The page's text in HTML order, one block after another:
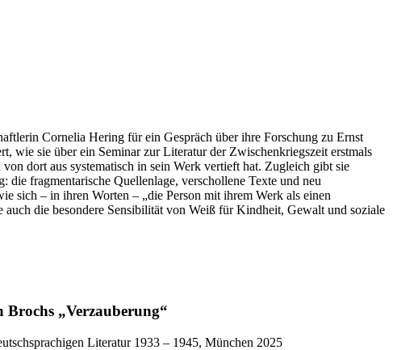
Cornelia Hering für ein Gespräch über ihre Forschung zu Ernst
wie sie über ein Seminar zur Literatur der Zwischenkriegszeit erstmals
dort aus systematisch in sein Werk vertieft hat. Zugleich gibt sie
die fragmentarische Quellenlage, verschollene Texte und neu
sich – in ihren Worten – „die Person mit ihrem Werk als einen
die besondere Sensibilität von Weiß für Kindheit, Gewalt und soziale
„Verzauberung“
Literatur 1933 – 1945, München 2025